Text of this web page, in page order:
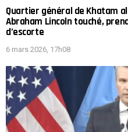
Quartier général de Khatam
Abraham Lincoln touché,
d’escorte
6 mars 2026, 17h08